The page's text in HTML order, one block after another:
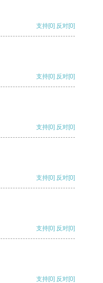
支持[0] 反对[0]
支持[0] 反对[0]
支持[0] 反对[0]
支持[0] 反对[0]
支持[0] 反对[0]
支持[0] 反对[0]